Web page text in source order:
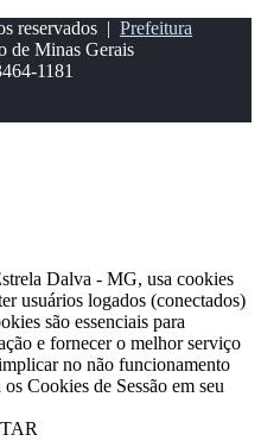
reservados | Prefeitura
de Minas Gerais
1181
Dalva - MG, usa cookies
usuários logados (conectados)
são essenciais para
e fornecer o melhor serviço
no não funcionamento
Cookies de Sessão em seu